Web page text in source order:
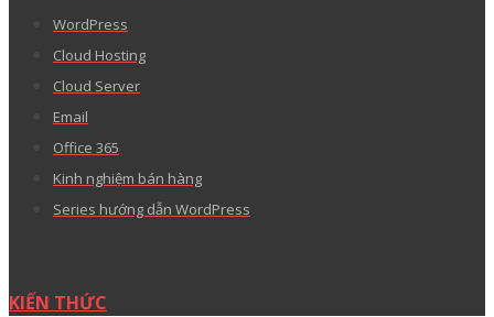
WordPress
Cloud Hosting
Cloud Server
Email
Office 365
Kinh nghiệm bán hàng
Series hướng dẫn WordPress
KIẾN THỨC